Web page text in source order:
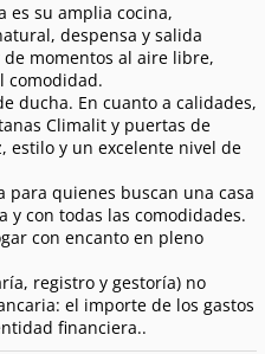
es su amplia cocina,
despensa y salida
momentos al aire libre,
comodidad.
ducha. En cuanto a calidades,
Climalit y puertas de
estilo y un excelente nivel de
quienes buscan una casa
con todas las comodidades.
con encanto en pleno
registro y gestoría) no
el importe de los gastos
financiera..